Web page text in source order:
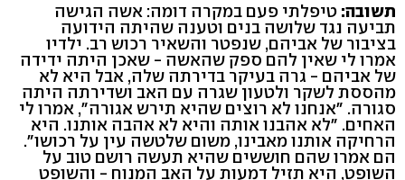
תשובה: טיפלתי פעם במקרה דומה: אשה הגישה
תביעה נגד שלושה בנים וטענה שהיתה הידועה
בציבור של אביהם, שנפטר והשאיר רכוש רב. ילדיו
אמרו לי שאין להם ספק שהאשה - שאכן היתה ידידה
של אביהם - גרה בעיקר בדירתה שלה, אבל היא לא
מהססת לשקר ולטעון שגרה עם האב ושדירתה היתה
סגורה. "אנחנו לא רוצים שהיא תירש אגורה", אמרו לי
האחים. "לא אהבנו אותה והיא לא אהבה אותנו. היא
הרחיקה אותנו מאבינו, משום שלטשה עין על רכושו".
הם אמרו שהם חוששים שהיא תעשה רושם טוב על
השופט, היא תזיל דמעות על האב המנוח - והשופט